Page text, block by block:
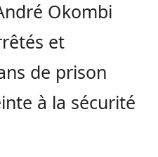
Okombi
et
de prison
à la sécurité